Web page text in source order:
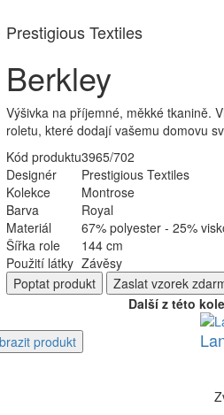
Prestigious Textiles
Berkley
Výšivka na příjemné, měkké tkanině.
roletu, které dodají vašemu domovu
Kód produktu3965/702
Designér
Prestigious Textiles
Kolekce
Montrose
Barva
Royal
Materiál
67% polyester - 25%
Šířka role
144 cm
Použití látky Závěsy
Poptat produkt Zaslat vzorek
Další z této
produkt